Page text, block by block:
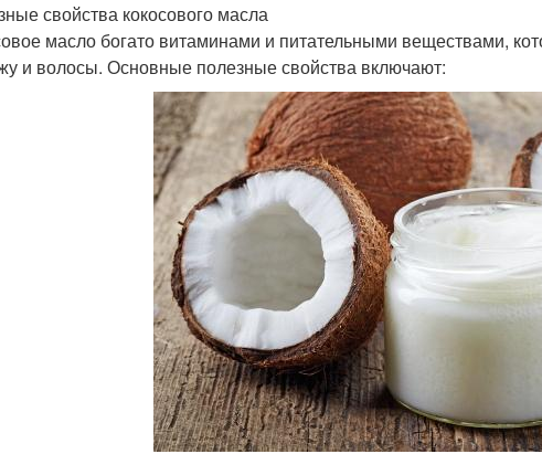
свойства кокосового масла
масло богато витаминами и питательными веществами,
и волосы. Основные полезные свойства включают: